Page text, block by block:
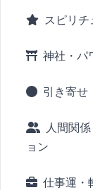
スピリチ
神社・パ
引き寄せ
人間関
ョン
仕事運・